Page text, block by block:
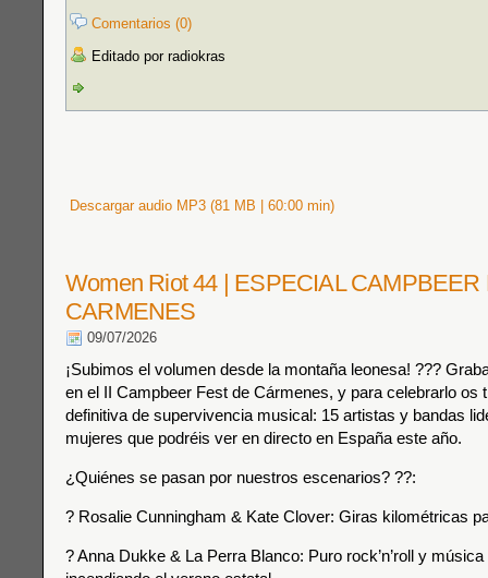
Comentarios (0)
Editado por radiokras
Descargar audio MP3 (81 MB | 60:00 min)
Women Riot 44 | ESPECIAL CAMPBEER
CARMENES
09/07/2026
¡Subimos el volumen desde la montaña leonesa! ???
en el II Campbeer Fest de Cármenes, y para celebrarlo os
definitiva de supervivencia musical: 15 artistas y bandas
mujeres que podréis ver en directo en España este año.
¿Quiénes se pasan por nuestros escenarios? ??:
? Rosalie Cunningham & Kate Clover: Giras kilométricas
? Anna Dukke & La Perra Blanco: Puro rock’n’roll y